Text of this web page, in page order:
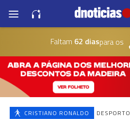
Faltam 62 diaspara os
CRISTIANO RONALDO DESPORTO